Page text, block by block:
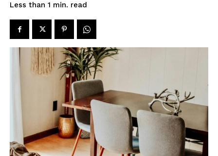
Less than 1 min. read